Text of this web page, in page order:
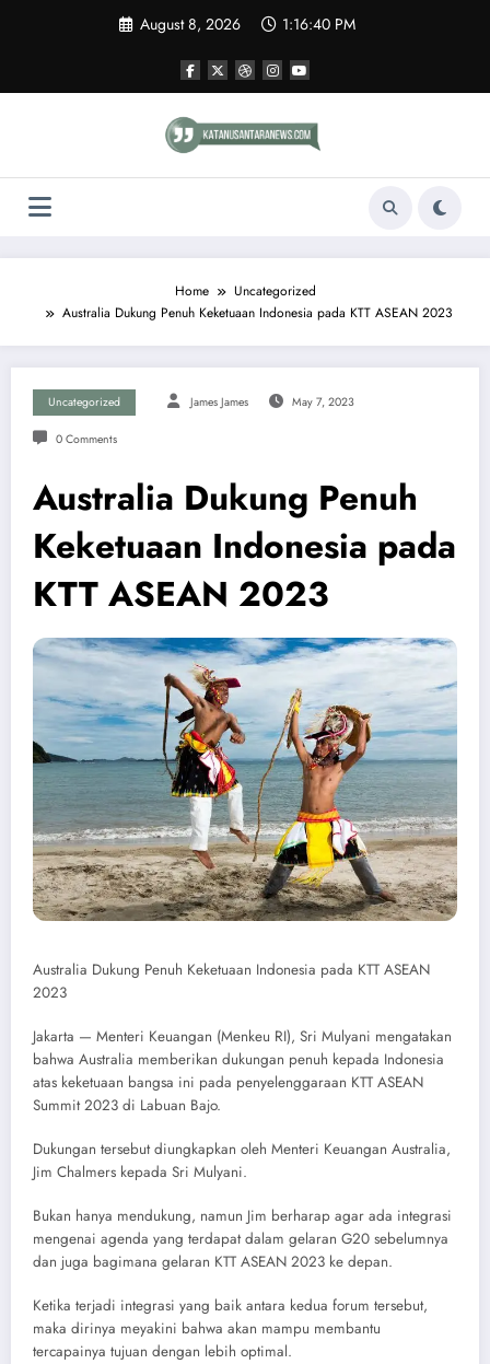
August 8, 2026 1:16:41 PM
Home
Uncategorized
Australia Dukung Penuh Keketuaan Indonesia pada KTT ASEAN 2023
Uncategorized James James May 7, 2023
0 Comments
Australia Dukung Penuh
Keketuaan Indonesia pada
KTT ASEAN 2023
Australia Dukung Penuh Keketuaan Indonesia pada KTT ASEAN
2023
Jakarta — Menteri Keuangan (Menkeu RI), Sri Mulyani mengatakan
bahwa Australia memberikan dukungan penuh kepada Indonesia
atas keketuaan bangsa ini pada penyelenggaraan KTT ASEAN
Summit 2023 di Labuan Bajo.
Dukungan tersebut diungkapkan oleh Menteri Keuangan Australia,
Jim Chalmers kepada Sri Mulyani.
Bukan hanya mendukung, namun Jim berharap agar ada integrasi
mengenai agenda yang terdapat dalam gelaran G20 sebelumnya
dan juga bagimana gelaran KTT ASEAN 2023 ke depan.
Ketika terjadi integrasi yang baik antara kedua forum tersebut,
maka dirinya meyakini bahwa akan mampu membantu
tercapainya tujuan dengan lebih optimal.